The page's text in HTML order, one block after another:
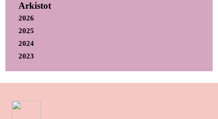
Arkistot
2026
2025
2024
2023